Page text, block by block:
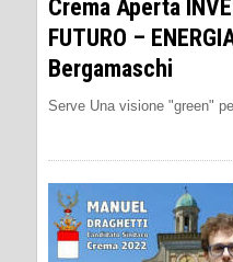
Crema Aperta
FUTURO –
Bergamaschi
Serve Una visione "green"